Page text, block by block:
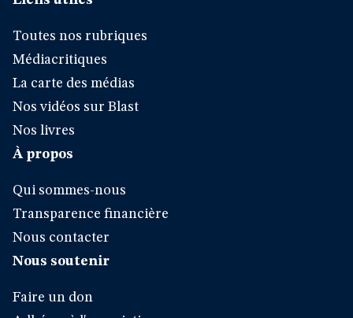
Toutes nos rubriques
Médiacritiques
La carte des médias
Nos vidéos sur Blast
Nos livres
À propos
Qui sommes-nous
Transparence financière
Nous contacter
Nous soutenir
Faire un don